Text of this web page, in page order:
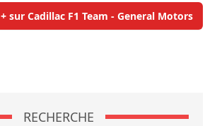
+ sur Cadillac F1 Team - General Motors
RECHERCHE